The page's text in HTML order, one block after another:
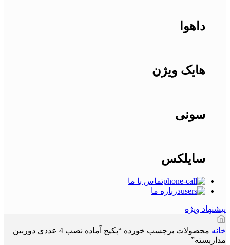
داهوا
هایک ویژن
سونی
سایلکس
تماس با ما
درباره ما
پیشنهاد ویژه
خانه
محصولات برچسب خورده “پکیج آماده نصب 4 عددی دوربین
مداربسته”